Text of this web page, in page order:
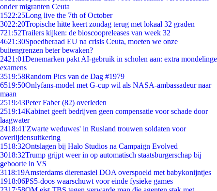
onder migranten Ceuta
1522:25Long live the 7th of October
3022:20Tropische hitte keert zondag terug met lokaal 32 graden
721:52Trailers kijken: de bioscoopreleases van week 32
4621:30Spoedberaad EU na crisis Ceuta, moeten we onze
buitengrenzen beter bewaken?
2421:01Denemarken pakt AI-gebruik in scholen aan: extra mondelinge
examens
3519:58Random Pics van de Dag #1979
6519:50Onlyfans-model met G-cup wil als NASA-ambassadeur naar
maan
2519:43Peter Faber (82) overleden
2519:14Kabinet geeft bedrijven geen compensatie voor schade door
laagwater
2418:41'Zwarte weduwes' in Rusland trouwen soldaten voor
overlijdensuitkering
1518:32Ontslagen bij Halo Studios na Campaign Evolved
3018:32Trump grijpt weer in op automatisch staatsburgerschap bij
geboorte in VS
3118:19Amsterdams dierenasiel DOA overspoeld met babykonijntjes
1918:06PS5-doos waarschuwt voor einde fysieke games